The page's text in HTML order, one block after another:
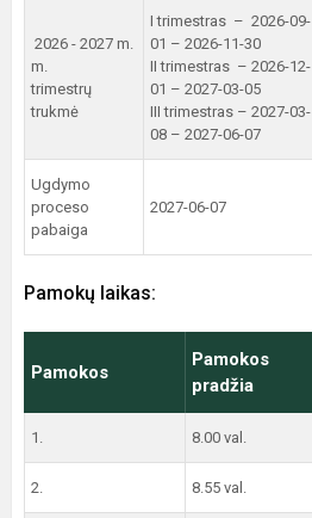
2026 - 2027 m.
m.
trimestrų
trukmė
I trimestras – 2026-09-
01 – 2026-11-30
II trimestras – 2026-12-
01 – 2027-03-05
III trimestras – 2027-03-
08 – 2027-06-07
Ugdymo
proceso
pabaiga
2027-06-07
Pamokų laikas:
Pamokos
Pamokos
pradžia
1. 8.00 val.
2. 8.55 val.